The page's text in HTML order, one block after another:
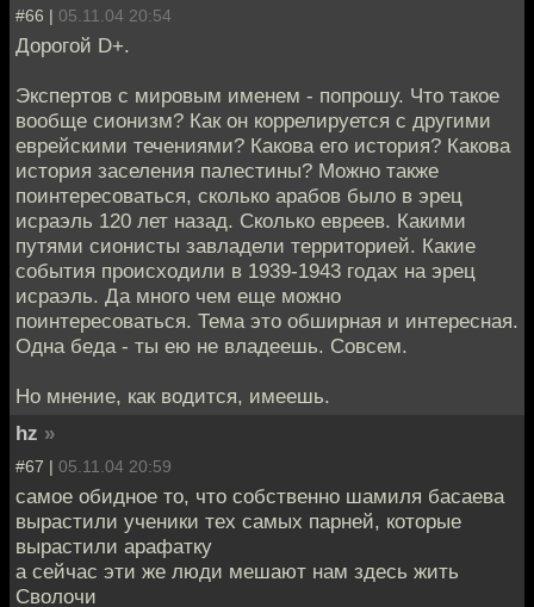
#66 | 05.11.04 20:54
Дорогой D+.
Экспертов с мировым именем - попрошу. Что такое
вообще сионизм? Как он коррелируется с другими
еврейскими течениями? Какова его история? Какова
история заселения палестины? Можно также
поинтересоваться, сколько арабов было в эрец
исраэль 120 лет назад. Сколько евреев. Какими
путями сионисты завладели территорией. Какие
события происходили в 1939-1943 годах на эрец
исраэль. Да много чем еще можно
поинтересоваться. Тема это обширная и интересная.
Одна беда - ты ею не владеешь. Совсем.
Но мнение, как водится, имеешь.
hz »
#67 | 05.11.04 20:59
самое обидное то, что собственно шамиля басаева
вырастили ученики тех самых парней, которые
вырастили арафатку
а сейчас эти же люди мешают нам здесь жить
Сволочи